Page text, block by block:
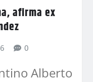
afirma ex
0
Alberto